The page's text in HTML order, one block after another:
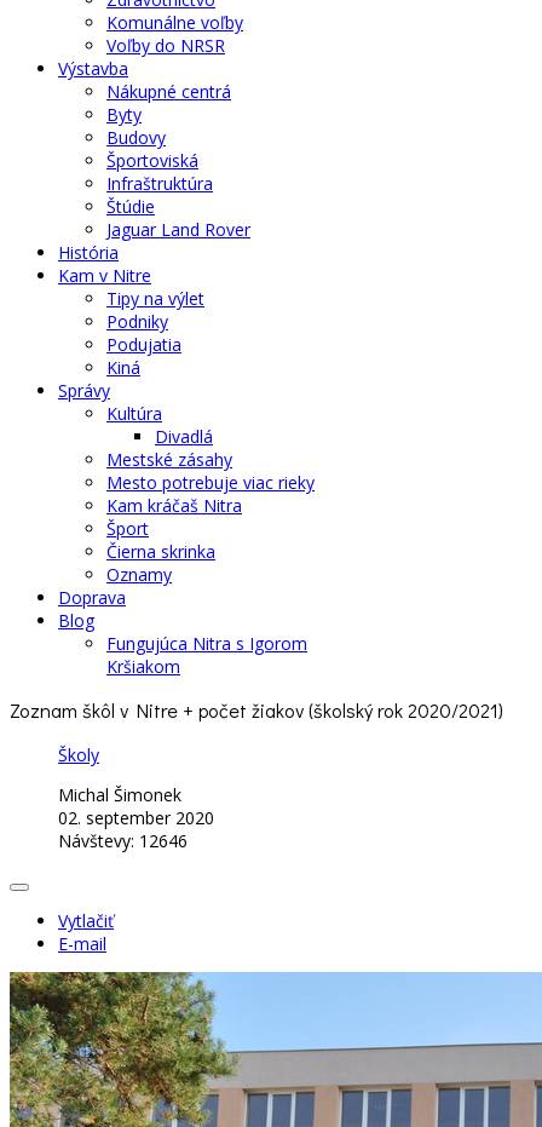
Komunálne voľby
Voľby do NRSR
Výstavba
Nákupné centrá
Byty
Budovy
Športoviská
Infraštruktúra
Štúdie
Jaguar Land Rover
História
Kam v Nitre
Tipy na výlet
Podniky
Podujatia
Kiná
Správy
Kultúra
Divadlá
Mestské zásahy
Mesto potrebuje viac rieky
Kam kráčaš Nitra
Šport
Čierna skrinka
Oznamy
Doprava
Blog
Fungujúca Nitra s Igorom
Kršiakom
Zoznam škôl v Nitre + počet žiakov (školský rok 2020/2021)
Školy
Michal Šimonek
02. september 2020
Návštevy: 12646
Vytlačiť
E-mail